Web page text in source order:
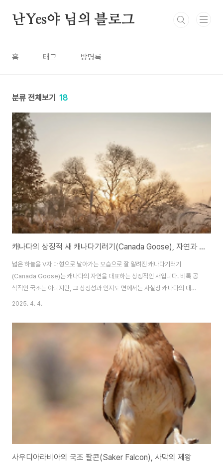
난Yes야 님의 블로그
홈 태그 방명록
분류 전체보기 18
캐나다의 상징적 새 캐나다기러기(Canada Goose), 자연과 조화의 상징
넓은 하늘을 V자 대형으로 날아가는 모습으로 잘 알려진 캐나다기러기
(Canada Goose)는 캐나다의 자연을 대표하는 상징적인 새입니다. 비록 공
식적인 국조는 아니지만, 그 상징성과 인지도 면에서는 사실상 캐나다의 대표
조류로 자리매김하고 있습니다. 이 글에서는 캐나다기러기의 생태, 특징, 문화
(Branta canadensis)는 기러기과에 속하는 대형 조류로, 몸길이는 약
75~110cm, 날개를 펼치면 최대 1.8m까지 자랍니다. 머리와 목은 검은색이
며, 턱 아래 흰색 줄무늬가 있는 것이 특징입니다. 수면 위를 부드럽게 떠다니
며, 육상과 하늘에서도 자유롭게 이동할 수 있습니다.2. 왜 캐나다기러기가 상
2025. 4. 4.
사우디아라비아의 국조 팔콘(Saker Falcon), 사막의 제왕